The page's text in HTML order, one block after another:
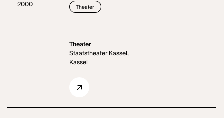
2000
Theater
Theater
Staatstheater Kassel,
Kassel